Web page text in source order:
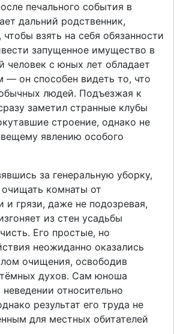
печального события в
дальний родственник,
взять на себя обязанности
запущенное имущество в
человек с юных лет обладает
он способен видеть то, что
людей. Подъезжая к
заметил странные клубы
строение, однако не
явлению особого
за генеральную уборку,
комнаты от
и грязи, даже не подозревая,
из стен усадьбы
Его простые, но
неожиданно оказались
очищения, освободив
духов. Сам юноша
относительно
результат его труда не
для местных обитателей